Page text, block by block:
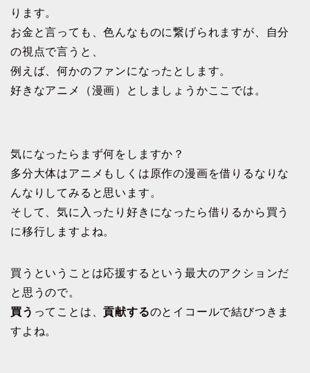
ります。
お金と言っても、色んなものに繋げられますが、自分
の視点で言うと、
例えば、何かのファンになったとします。
好きなアニメ（漫画）としましょうかここでは。
気になったらまず何をしますか？
多分大体はアニメもしくは原作の漫画を借りるなりな
んなりしてみると思います。
そして、気に入ったり好きになったら借りるから買う
に移行しますよね。
買うということは応援するという最大のアクションだ
と思うので。
買う ってことは、貢献するのとイコールで結びつきま
すよね。